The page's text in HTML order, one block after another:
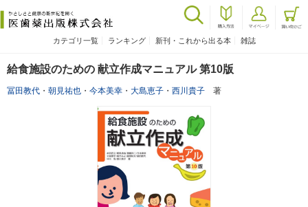
カテゴリ一覧 ランキング 新刊・これから出る本 雑誌
給食施設のための 献立作成マニュアル 第10版
冨田教代 ・ 朝見祐也 ・ 今本美幸 ・ 大島恵子 ・ 西川貴子 著